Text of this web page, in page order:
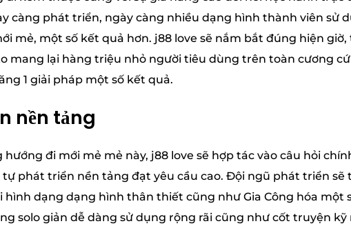
càng phát triển, ngày càng nhiều dạng hình thành viên sử
mẻ, một số kết quả hơn. j88 love sẽ nắm bắt đúng hiện
mang lại hàng triệu nhỏ người tiêu dùng trên toàn cương
1 giải pháp một số kết quả.
nền tảng
đi mới mẻ mẻ này, j88 love sẽ hợp tác vào câu hỏi
phát triển nền tảng đạt yêu cầu cao. Đội ngũ phát triển sẽ
hình dạng dạng hình thân thiết cũng như Gia Công hóa một
solo giản dễ dàng sử dụng rộng rãi cũng như cốt truyện kỹ